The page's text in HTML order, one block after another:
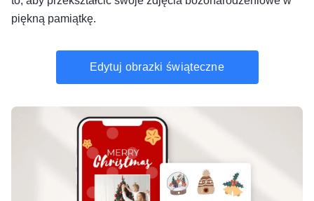
piękną pamiątkę.
Edytuj obrazki świąteczne